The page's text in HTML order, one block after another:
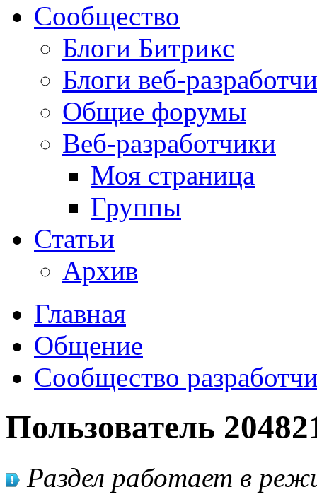
Сообщество
Блоги Битрикс
Блоги веб-
Общие форумы
Веб-разработчики
Моя страница
Группы
Статьи
Архив
Главная
Общение
Сообщество
Пользователь
Раздел работает в